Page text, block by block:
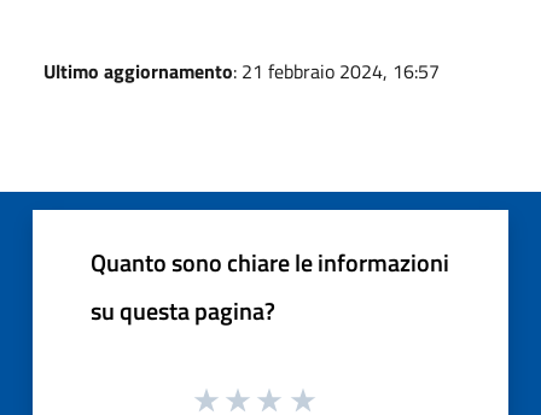
Ultimo aggiornamento: 21 febbraio 2024, 16:57
Quanto sono chiare le informazioni
su questa pagina?